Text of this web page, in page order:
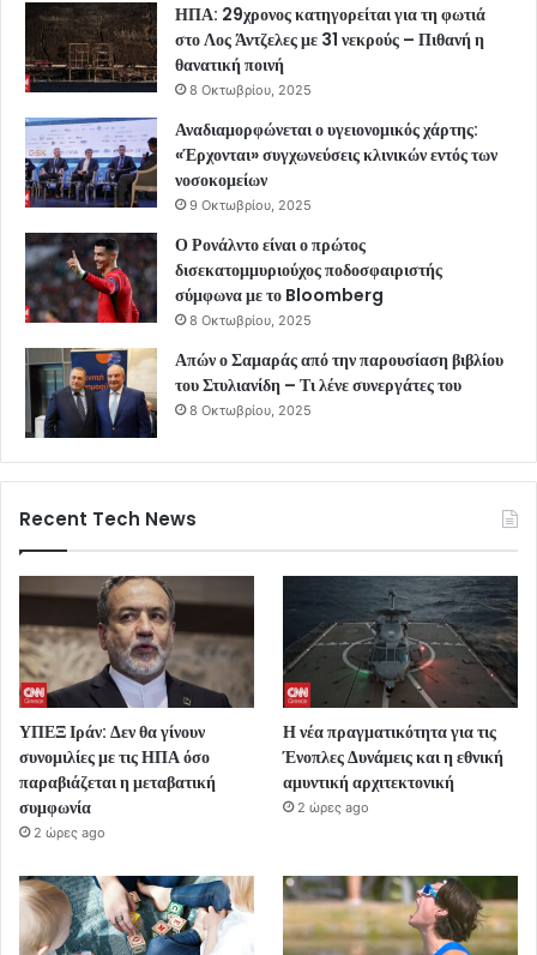
ΗΠΑ: 29χρονος κατηγορείται για τη φωτιά
στο Λος Άντζελες με 31 νεκρούς – Πιθανή η
θανατική ποινή
8 Οκτωβρίου, 2025
Αναδιαμορφώνεται ο υγειονομικός χάρτης:
«Έρχονται» συγχωνεύσεις κλινικών εντός των
νοσοκομείων
9 Οκτωβρίου, 2025
Ο Ρονάλντο είναι ο πρώτος
δισεκατομμυριούχος ποδοσφαιριστής
σύμφωνα με το Bloomberg
8 Οκτωβρίου, 2025
Απών ο Σαμαράς από την παρουσίαση βιβλίου
του Στυλιανίδη – Τι λένε συνεργάτες του
8 Οκτωβρίου, 2025
Recent Tech News
ΥΠΕΞ Ιράν: Δεν θα γίνουν
συνομιλίες με τις ΗΠΑ όσο
παραβιάζεται η μεταβατική
συμφωνία
2 ώρες ago
Η νέα πραγματικότητα για τις
Ένοπλες Δυνάμεις και η εθνική
αμυντική αρχιτεκτονική
2 ώρες ago